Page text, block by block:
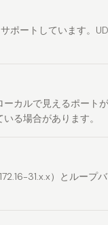
ポートしています。
カルで見えるポート
る場合があります。
31.x.x）とルー